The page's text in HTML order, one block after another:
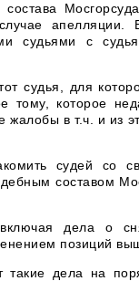
состава
судьями с
судья, для
тому, которое
в т.ч. и из
судей со
составом
дела о
позиций
такие дела на